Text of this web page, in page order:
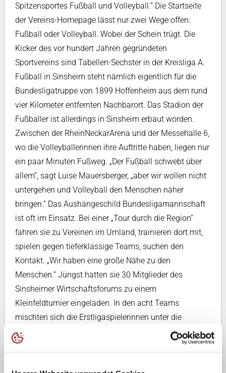
Spitzensportes Fußball und Volleyball.” Die Startseite
der Vereins-Homepage lässt nur zwei Wege offen:
Fußball oder Volleyball. Wobei der Schein trügt. Die
Kicker des vor hundert Jahren gegründeten
Sportvereins sind Tabellen-Sechster in der Kreisliga A.
Fußball in Sinsheim steht nämlich eigentlich für die
Bundesligatruppe von 1899 Hoffenheim aus dem rund
vier Kilometer entfernten Nachbarort. Das Stadion der
Fußballer ist allerdings in Sinsheim erbaut worden.
Zwischen der RheinNeckarArena und der Messehalle 6,
wo die Volleyballerinnen ihre Auftritte haben, liegen nur
ein paar Minuten Fußweg. „Der Fußball schwebt über
allem”, sagt Luise Mauersberger, „aber wir wollen nicht
untergehen und Volleyball den Menschen näher
bringen.” Das Aushängeschild Bundesligamannschaft
ist oft im Einsatz. Bei einer „Tour durch die Region”
fahren sie zu Vereinen im Umland, trainieren dort mit,
spielen gegen tieferklassige Teams, suchen den
Kontakt. „Wir haben eine große Nähe zu den
Menschen.” Jüngst hatten sie 30 Mitglieder des
Sinsheimer Wirtschaftsforums zu einem
Kleinfeldturnier eingeladen. In den acht Teams
mischten sich die Erstligaspielerinnen unter die
Hobbysportler. „Die regionale Verankerung ist für uns
wichtig. Starallüren hat keiner von uns, wir sind ganz